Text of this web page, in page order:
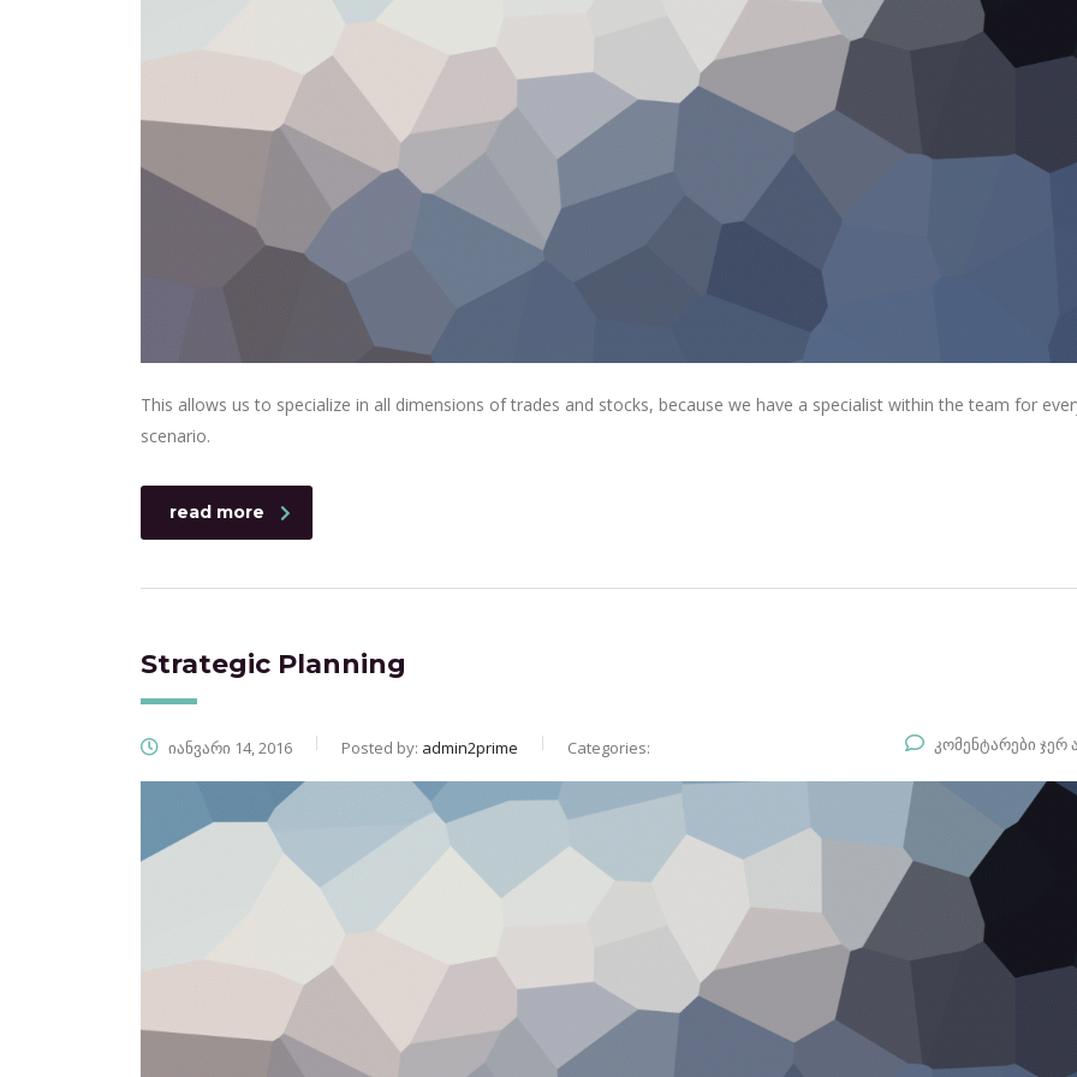
This allows us to specialize in all dimensions of trades and stocks, because we have a specialist within the team for
scenario.
read more
Strategic Planning
იანვარი 14, 2016 Posted by: admin2prime Categories: კომენტარები ჯერ